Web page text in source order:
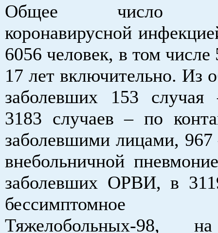
Общее число
коронавирусной
6056 человек, в том числе
17 лет включительно. Из
заболевших 153 случая
3183 случаев – по
заболевшими лицами,
внебольничной
заболевших ОРВИ, в
бессимптомное
Тяжелобольных-98,